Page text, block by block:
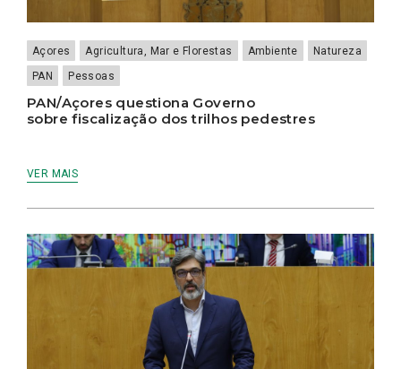
Açores Agricultura, Mar e Florestas Ambiente
Natureza
PAN
Pessoas
PAN/Açores questiona Governo
sobre fiscalização dos trilhos pedestres
VER MAIS